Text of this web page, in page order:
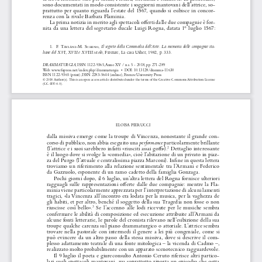
© 2018 Author(s). This is an open access article distributed under the terms of the Creative Commons Attribution License
(CC-BY-4.0).
DRAMMATURGIA , ISSN 1122-9365, Anno XV / n.s. 5 - 2018, pp. 271-289
Web: www.fupress.net/index.php/drammaturgia  •  DOI: 10.13128/dramma-11630
ISSN 1122-9365 (print), ISSN 2283-5644 (online), Firenze University Press
sono documentati in modo consistente i soggiorni mantovani dell’attrice, so-
prattutto per quanto riguarda l’estate del 1567, quando si esibisce in concor-
renza con la rivale Barbara Flaminia.
La prima notizia in merito agli spettacoli offerti dalle due compagnie è for-
nita da una lettera del segretario ducale Luigi Rogna, datata 1° luglio 1567:
1. F.    Taviani-M. Schino
Il segreto della Commedia dell’Arte. La memoria delle compagnie ita-
liane del XVI, XVII e XVIII secolo , Firenze, La casa Usher, 1982, p. 333.
ELOISA PIERUCCI
dalla missiva emerge come la troupe di Vincenza, nonostante il grande con-
corso di pubblico, non abbia eseguito una performance particolarmente brillante
(l’attrice e i suoi sarebbero infatti «riusciti assai goffi»).2 Dettaglio interessante
è il luogo dove si svolge la «comedia», cioè l’abitazione di un privato in piaz-
za del Purgo (l’attuale e centralissima piazza Marconi). Infine in questa lettera
troviamo un riferimento alla relazione sentimentale tra l’Armani e Federico
da Gazzuolo, esponente di un ramo cadetto della famiglia Gonzaga.
Pochi giorni dopo, il 6 luglio, un’altra lettera del Rogna fornisce ulteriori
ragguagli sulle rappresentazioni offerte dalle due compagnie: mentre la Fla
minia viene particolarmente apprezzata per l’interpretazione di alcuni lamenti
tragici, «la Vincenza all’incontro era lodata per la musica, per la vaghezza de
gli habiti, et per altro, benché il soggetto della sua Tragedia non fosse o non
riuscisse  così  bello». 3
  Se  l’accenno  alle  lodi  ricevute  per  le  musiche  sembra
confermare le abilità di composizione ed esecuzione attribuite all’Armani da
alcune fonti letterarie, le parole del cronista rilevano nell’esibizione della sua
troupe qualche carenza sul piano drammaturgico o attoriale. L’attrice sembra
trovare nella pastorale con intermedi il genere a lei più congeniale, come si
può evincere da un altro passo della stessa missiva, dove si descrive il com-
plesso adattamento teatrale di una fonte mitologica – la vicenda di Cadmo –,
realizzato molto probabilmente con un apparato scenotecnico ragguardevole.
Il 9 luglio il poeta e giureconsulto Antonio Ceruto riferisce altri partico
lari sugli spettacoli mantovani, ma soprattutto riporta un episodio che getta